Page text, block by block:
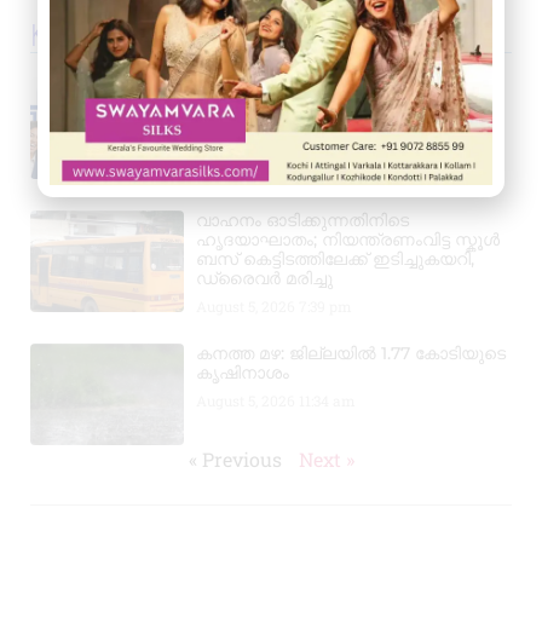
Kerala News
പ്രൊഫഷണൽ അക്കൗണ്ടന്റാകാൻ
അവസരം; കിലിമാനൂരിൽ Elixer
Institute Of Accounting-ൽ
അഡ്മിഷൻ ആരംഭിച്ചു
August 6, 20263:37 pm
വാഹനം ഓടിക്കുന്നതിനിടെ
ഹൃദയാഘാതം; നിയന്ത്രണംവിട്ട സ്കൂൾ
ബസ് കെട്ടിടത്തിലേക്ക് ഇടിച്ചുകയറി,
ഡ്രൈവർ മരിച്ചു
കനത്ത മഴ: ജില്ലയിൽ 1.77 കോടിയുടെ
കൃഷിനാശം
« Previous Next »